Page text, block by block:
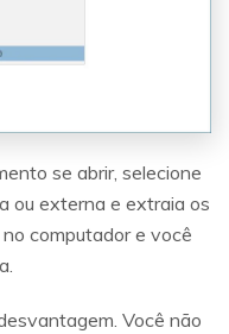
se abrir, selecione
ou externa e extraia os
computador e você
Você não